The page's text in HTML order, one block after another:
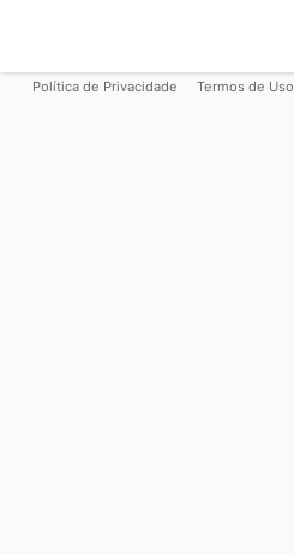
Política de Privacidade Termos de Uso